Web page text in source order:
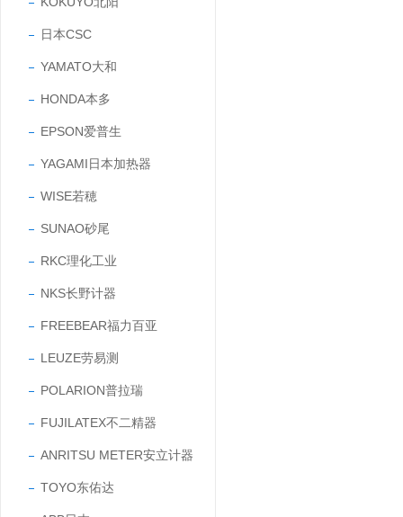
日本CSC
YAMATO大和
HONDA本多
EPSON爱普生
YAGAMI日本加热器
WISE若穂
SUNAO砂尾
RKC理化工业
NKS长野计器
FREEBEAR福力百亚
LEUZE劳易测
POLARION普拉瑞
FUJILATEX不二精器
ANRITSU METER安立计器
TOYO东佑达